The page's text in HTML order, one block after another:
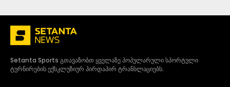
Setanta Sports გთავაზობთ ყველაზე პოპულარული სპორტული
ტურნირების ექსკლუზიურ პირდაპირ ტრანსლაციებს.